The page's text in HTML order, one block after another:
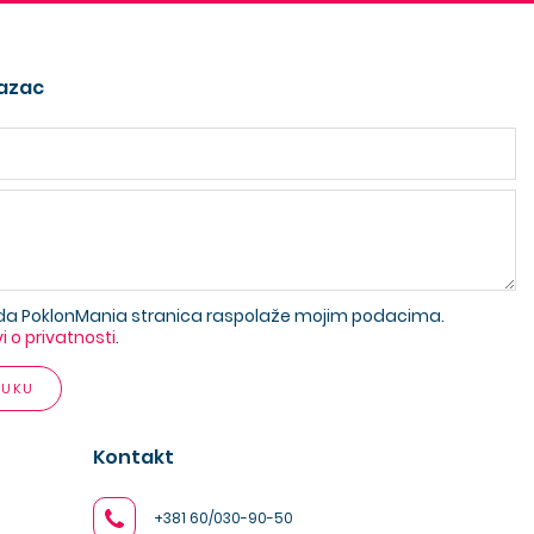
PoklonMania stranica raspolaže mojim podacima.
o privatnosti.
Kontakt
+381 60/030-90-50